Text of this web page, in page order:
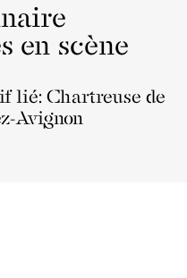
en scène
lié: Chartreuse de
Avignon